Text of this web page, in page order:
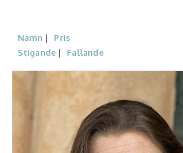
Moderator, konferencier
Konferencier
Workshopledare, facilitator
Radio och TV-profiler
Namn
Pris
Stigande
Fallande